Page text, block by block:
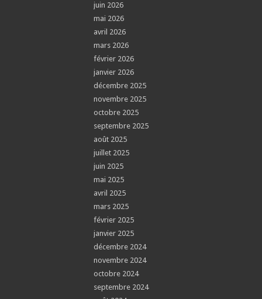
juin 2026
mai 2026
avril 2026
mars 2026
février 2026
janvier 2026
décembre 2025
novembre 2025
octobre 2025
septembre 2025
août 2025
juillet 2025
juin 2025
mai 2025
avril 2025
mars 2025
février 2025
janvier 2025
décembre 2024
novembre 2024
octobre 2024
septembre 2024